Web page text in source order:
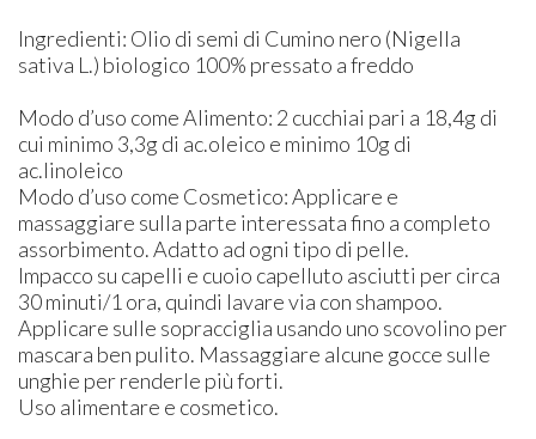
Ingredienti: Olio di semi di Cumino nero (Nigella
sativa L.) biologico 100% pressato a freddo​
Modo d’uso come Alimento: 2 cucchiai pari a 18,4g di
cui minimo 3,3g di ac.oleico e minimo 10g di
ac.linoleico​
​Modo d’uso come Cosmetico: Applicare e
massaggiare sulla parte interessata fino a completo
assorbimento. Adatto ad ogni tipo di pelle.
Impacco su capelli e cuoio capelluto asciutti per circa
30 minuti/1 ora, quindi lavare via con shampoo.
Applicare sulle sopracciglia usando uno scovolino per
mascara ben pulito. Massaggiare alcune gocce sulle
unghie per renderle più forti.
Uso alimentare e cosmetico.